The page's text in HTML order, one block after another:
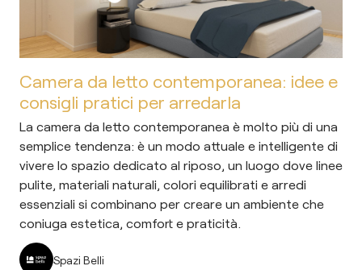
Camera da letto contemporanea: idee e
consigli pratici per arredarla
La camera da letto contemporanea è molto più di una
semplice tendenza: è un modo attuale e intelligente di
vivere lo spazio dedicato al riposo, un luogo dove linee
pulite, materiali naturali, colori equilibrati e arredi
essenziali si combinano per creare un ambiente che
coniuga estetica, comfort e praticità.
Spazi Belli